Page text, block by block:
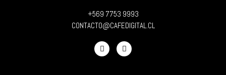
+569 7753 9993
CONTACTO@CAFEDIGITAL.CL